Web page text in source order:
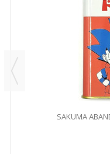
SAKUMA